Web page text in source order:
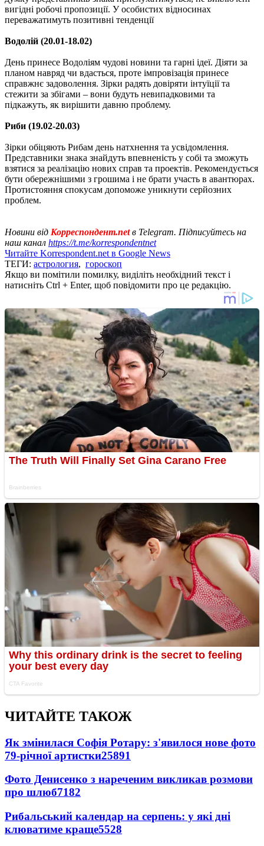
вигідні робочі пропозиції. У особистих відносинах
переважатимуть позитивні тенденції
Водолій (20.01-18.02)
День принесе Водоліям чудові новини та гарні ідеї. Діяти за
планом навряд чи вдасться, проте імпровізація принесе
справжнє задоволення. Зірки радять довіряти інтуїції та
стежити за збігами – вони будуть невипадковими та
підкажуть, як вирішити давню проблему.
Риби (19.02-20.03)
Зірки обіцяють Рибам день натхнення та усвідомлення.
Представники знака знайдуть впевненість у собі та зможуть
взятися за реалізацію нових справ та проектів. Рекомендується
бути обережнішими з грошима і не брати участь в авантюрах.
Протистояння спокусам допоможе уникнути серйозних
проблем.
Новини від Корреспондент.netв Telegram. Підписуйтесь на
наш канал https://t.me/korrespondentnet
Читайте Korrespondent.net в Google News
ТЕГИ: астрология, гороскоп
Якщо ви помітили помилку, виділіть необхідний текст і
натисніть Ctrl + Enter, щоб повідомити про це редакцію.
ЧИТАЙТЕ ТАКОЖ
Як змінилася Софія Ротару: з'явилося нове фото
79-річної артистки25891
Фото Денисенко з нареченим викликав розмови
про шлюб7182
Рибальський календар на серпень: у які дні
клюватиме краще5528